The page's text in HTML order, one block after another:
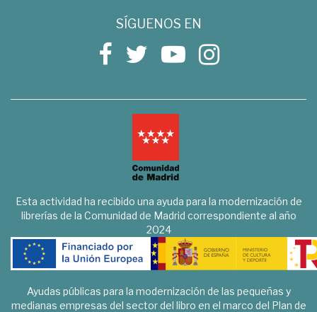
SÍGUENOS EN
Esta actividad ha recibido una ayuda para la modernización de
librerías de la Comunidad de Madrid correspondiente al año
2024
Ayudas públicas para la modernización de las pequeñas y
medianas empresas del sector del libro en el marco del Plan de